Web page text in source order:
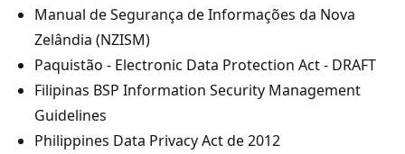
Manual de Segurança de Informações da Nova
Zelândia (NZISM)
Paquistão - Electronic Data Protection Act - DRAFT
Filipinas BSP Information Security Management
Guidelines
Philippines Data Privacy Act de 2012